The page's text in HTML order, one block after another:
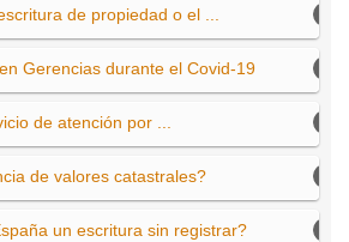
de propiedad o el ...
Gerencias durante el Covid-19
de atención por ...
de valores catastrales?
un escritura sin registrar?